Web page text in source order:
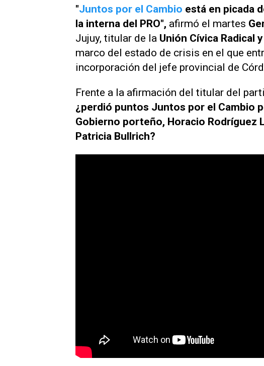
"Juntos por el Cambio está en picada
la interna del PRO", afirmó el martes
Jujuy, titular de la Unión Cívica Radical
marco del estado de crisis en el que
incorporación del jefe provincial de
Frente a la afirmación del titular del
¿perdió puntos Juntos por el Cambio
Gobierno porteño, Horacio Rodríguez
Patricia Bullrich?